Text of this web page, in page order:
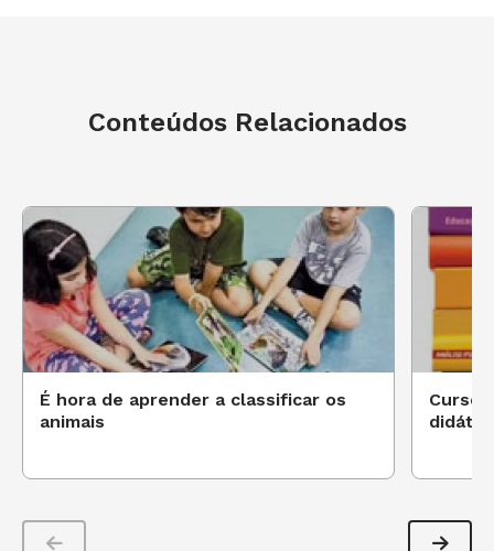
Conteúdos Relacionados
É hora de aprender a classificar os
animais